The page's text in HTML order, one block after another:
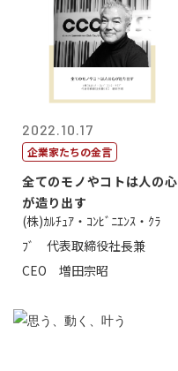
2022.10.17
企業家たちの金言
全てのモノやコトは人の心
が造り出す
(株)ｶﾙﾁｭｱ・ｺﾝﾋﾞﾆｴﾝｽ・ｸﾗ
ﾌﾞ 代表取締役社長兼
CEO 増田宗昭